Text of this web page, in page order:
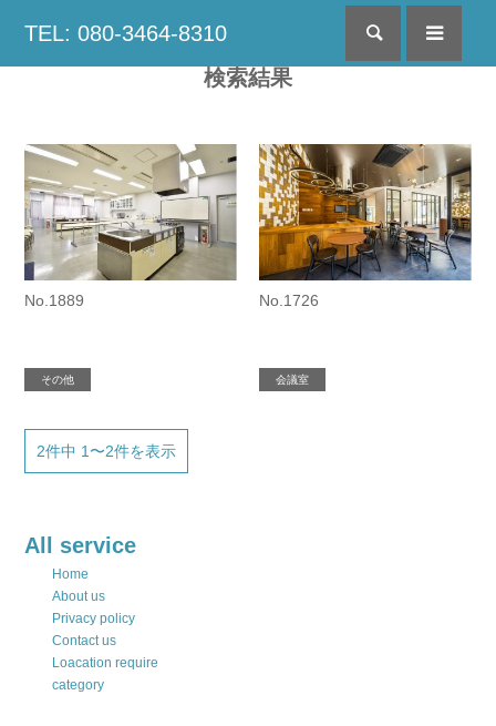
TEL: 080-3464-8310 検索
検索結果
No.1889
その他
No.1726
会議室
2件中 1〜2件を表示
All service
Home
About us
Privacy policy
Contact us
Loacation require
category